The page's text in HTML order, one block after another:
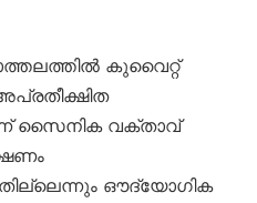
കുവൈറ്റ്
സൈനിക വക്താവ്
ഔദ്യോഗിക